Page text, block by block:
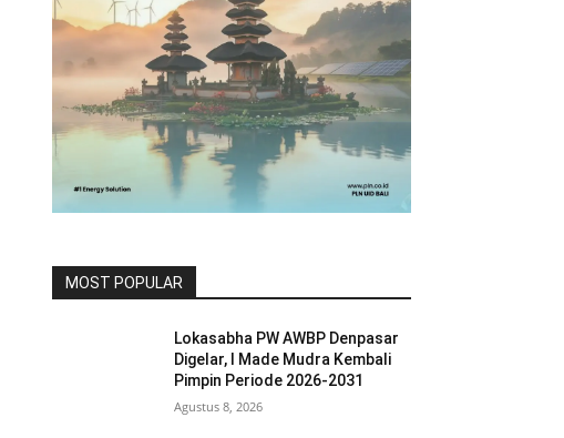
MOST POPULAR
Lokasabha PW AWBP Denpasar
Digelar, I Made Mudra Kembali
Pimpin Periode 2026-2031
Agustus 8, 2026